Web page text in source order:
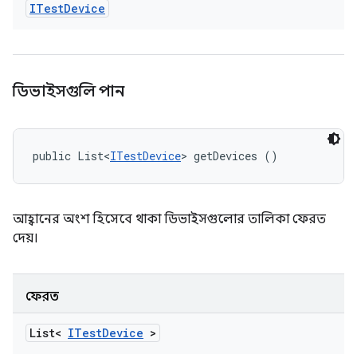
ITestDevice
ডিভাইসগুলি পান
public List<ITestDevice> getDevices ()
আহ্বানের অংশ হিসেবে থাকা ডিভাইসগুলোর তালিকা ফেরত
দেয়।
ফেরত
List< ITestDevice >